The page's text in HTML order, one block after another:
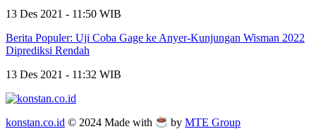
13 Des 2021 - 11:50 WIB
Berita Populer: Uji Coba Gage ke Anyer-Kunjungan Wisman 2022
Diprediksi Rendah
13 Des 2021 - 11:32 WIB
konstan.co.id © 2024 Made with byMTE Group